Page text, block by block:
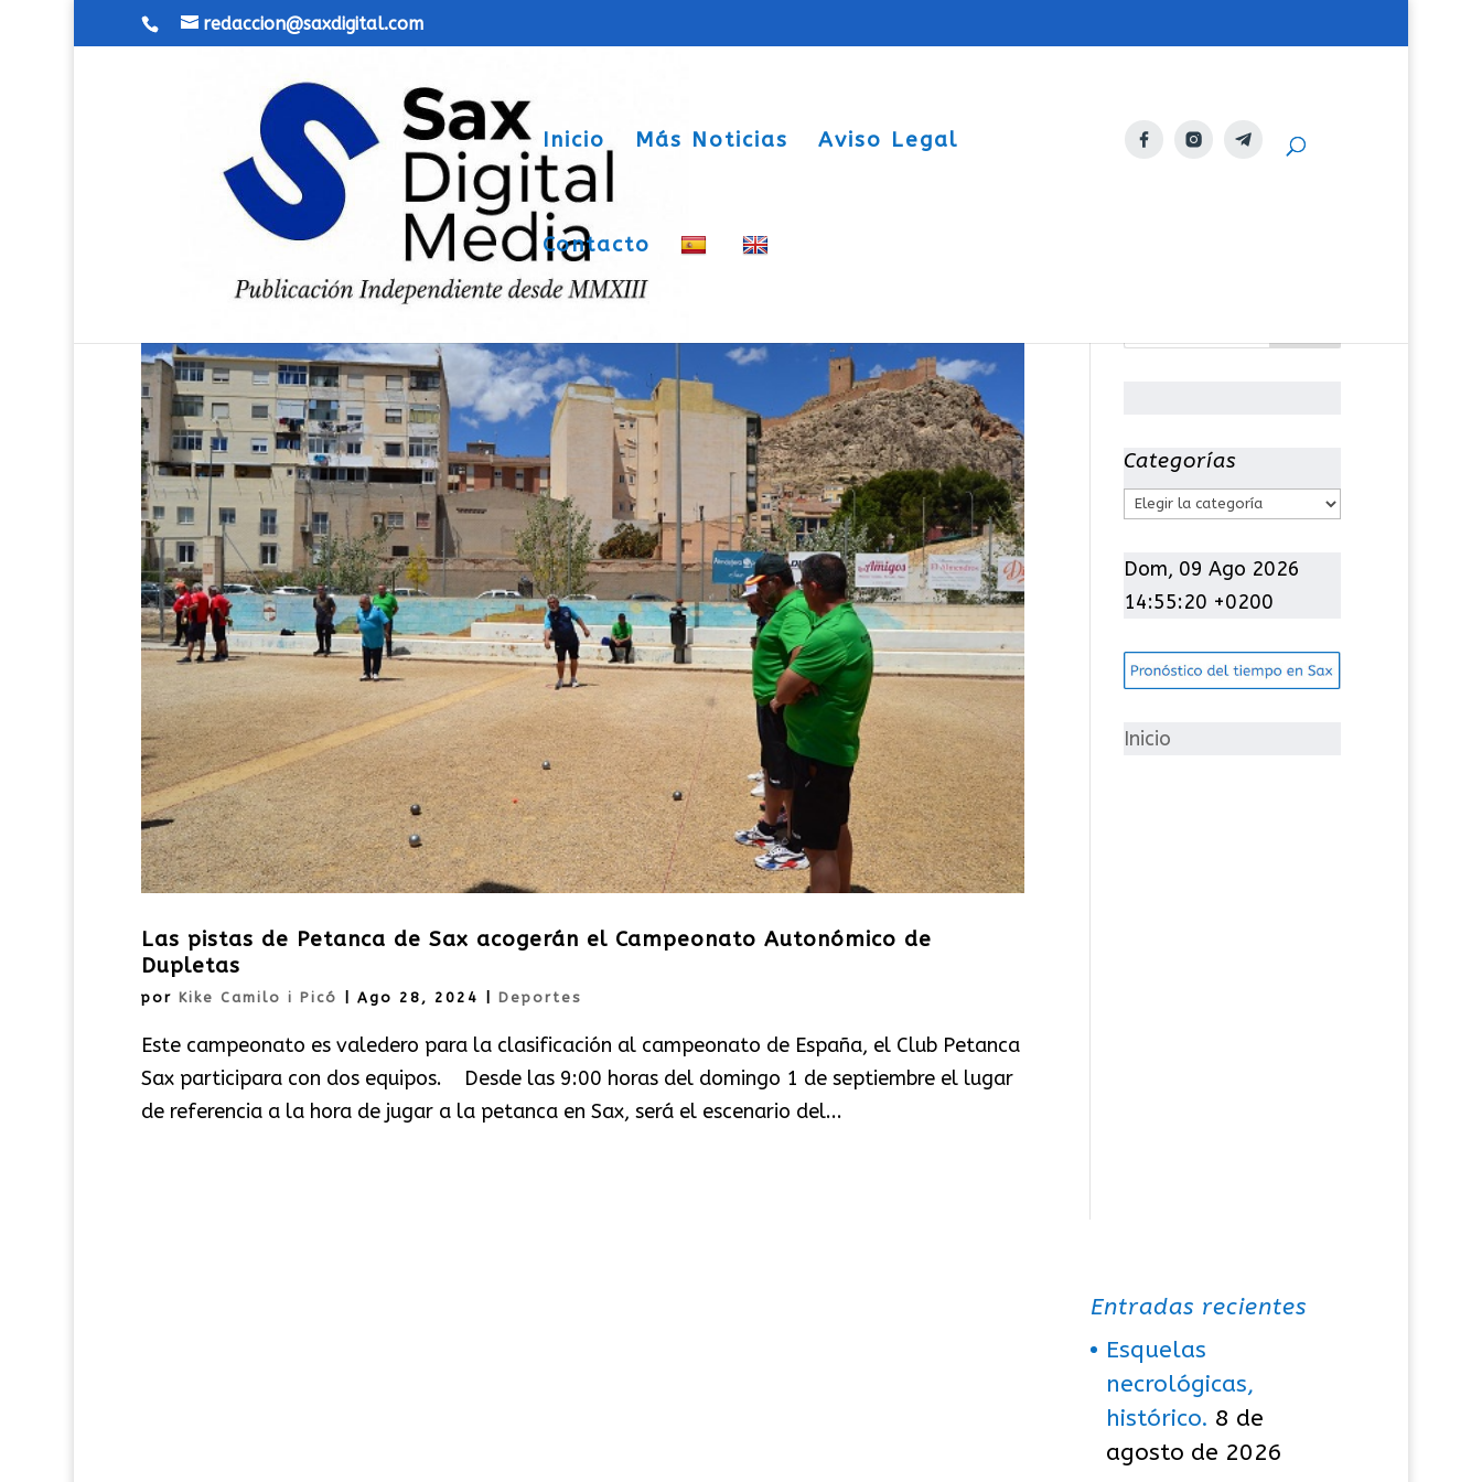
redaccion@saxdigital.com
Inicio Más Noticias Aviso Legal
Contacto
Las pistas de Petanca de Sax acogerán el Campeonato Autonómico de
Dupletas
por Kike Camilo i Picó Ago 28, 2024 Deportes
Este campeonato es valedero para la clasificación al campeonato de España, el Club Petanca
Sax participara con dos equipos. Desde las 9:00 horas del domingo 1 de septiembre el lugar
de referencia a la hora de jugar a la petanca en Sax, será el escenario del...
Categorías
C
t
e
o
í
Dom, 09 Ago 2026
14:55:21 +0200
Inicio
Entradas recientes
Esquelas
necrológicas,
histórico. 8 de
agosto de 2026